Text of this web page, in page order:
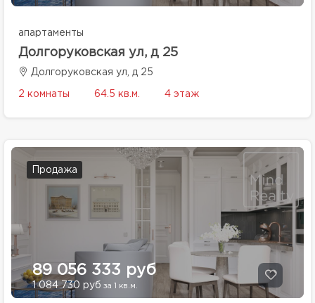
апартаменты
Долгоруковская ул, д 25
Долгоруковская ул, д 25
2 комнаты 64.5 кв.м. 4 этаж
Продажа
89 056 333 руб
1 084 730 руб за 1 кв.м.